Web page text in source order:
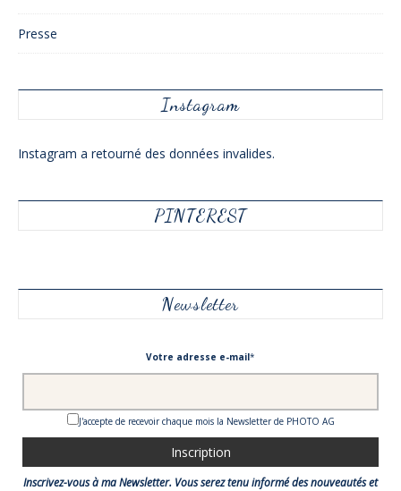
Presse
Instagram
Instagram a retourné des données invalides.
PINTEREST
Newsletter
Votre adresse e-mail*
J'accepte de recevoir chaque mois la Newsletter de PHOTO AG
Inscrivez-vous à ma Newsletter. Vous serez tenu informé des nouveautés et